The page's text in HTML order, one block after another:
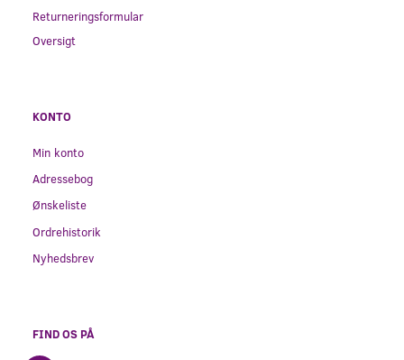
Returneringsformular
Oversigt
KONTO
Min konto
Adressebog
Ønskeliste
Ordrehistorik
Nyhedsbrev
FIND OS PÅ